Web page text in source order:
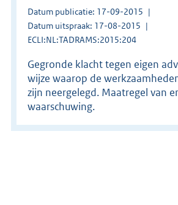
Datum publicatie: 17-09-2015
Datum uitspraak: 17-08-2015
ECLI:NL:TADRAMS:2015:204
Gegronde klacht tegen eigen
wijze waarop de
zijn neergelegd. Maatregel van
waarschuwing.